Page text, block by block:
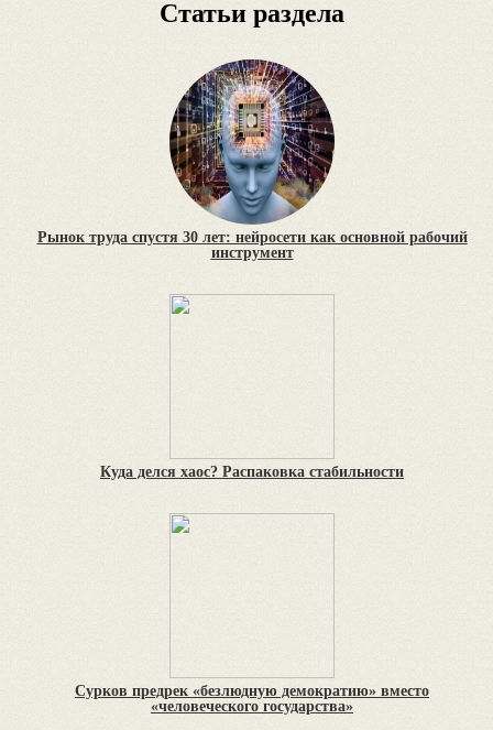
Статьи раздела
Рынок труда спустя 30 лет: нейросети как основной рабочий
инструмент
Куда делся хаос? Распаковка стабильности
Сурков предрек «безлюдную демократию» вместо
«человеческого государства»